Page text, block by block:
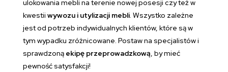
ulokowania mebli na terenie nowej posesji czy też w
kwestii wywozu i utylizacji mebli. Wszystko zależne
jest od potrzeb indywidualnych klientów, które są w
tym wypadku zróżnicowane. Postaw na specjalistów i
sprawdzoną ekipę przeprowadzkową, by mieć
pewność satysfakcji!